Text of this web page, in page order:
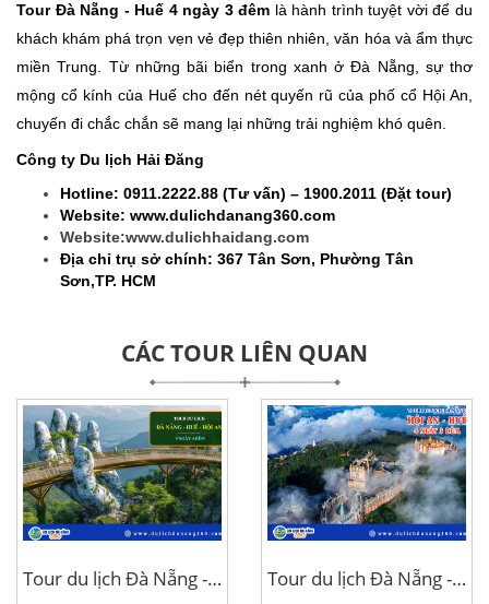
Tour Đà Nẵng - Huế 4 ngày 3 đêm là hành trình tuyệt vời để du
khách khám phá trọn vẹn vẻ đẹp thiên nhiên, văn hóa và ẩm thực
miền Trung. Từ những bãi biển trong xanh ở Đà Nẵng, sự thơ
mộng cổ kính của Huế cho đến nét quyến rũ của phố cổ Hội An,
chuyến đi chắc chắn sẽ mang lại những trải nghiệm khó quên.
Công ty Du lịch Hải Đăng
Hotline: 0911.2222.88 (Tư vấn) – 1900.2011 (Đặt tour)
Website: www.dulichdanang360.com
Website:www.dulichhaidang.com
Địa chỉ trụ sở chính: 367 Tân Sơn, Phường Tân
Sơn,TP. HCM
CÁC TOUR LIÊN QUAN
Tour du lịch Đà Nẵng - Huế - Hội An 5 ngày 4 đêm
Tour du lịch Đà Nẵng - Hội An - Huế 4 ngày 3 đêm